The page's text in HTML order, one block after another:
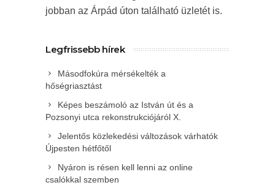
jobban az Árpád úton található üzletét is.
Legfrissebb hírek
Másodfokúra mérsékelték a
hőségriasztást
Képes beszámoló az István út és a
Pozsonyi utca rekonstrukciójáról X.
Jelentős közlekedési változások várhatók
Újpesten hétfőtől
Nyáron is résen kell lenni az online
csalókkal szemben